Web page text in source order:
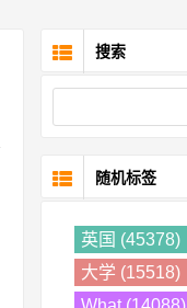
搜索
随机标签
英国 (45378)
大学 (15518)